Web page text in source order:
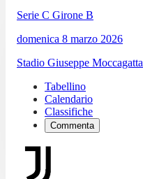
Serie C Girone B
domenica 8 marzo 2026
Stadio Giuseppe Moccagatta
Tabellino
Calendario
Classifiche
Commenta